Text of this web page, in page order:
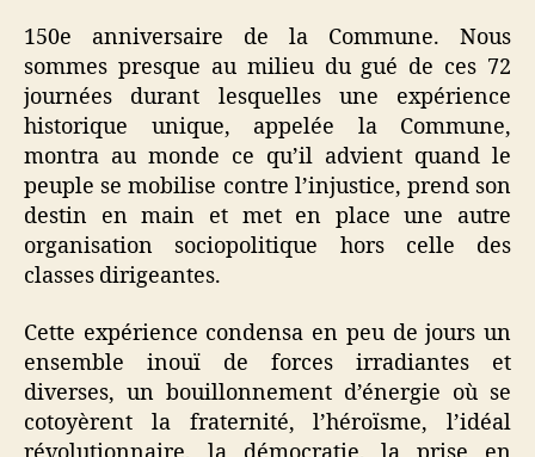
150e anniversaire de la Commune. Nous
sommes presque au milieu du gué de ces 72
journées durant lesquelles une expérience
historique unique, appelée la Commune,
montra au monde ce qu’il advient quand le
peuple se mobilise contre l’injustice, prend son
destin en main et met en place une autre
organisation sociopolitique hors celle des
classes dirigeantes.
Cette expérience condensa en peu de jours un
ensemble inouï de forces irradiantes et
diverses, un bouillonnement d’énergie où se
cotoyèrent la fraternité, l’héroïsme, l’idéal